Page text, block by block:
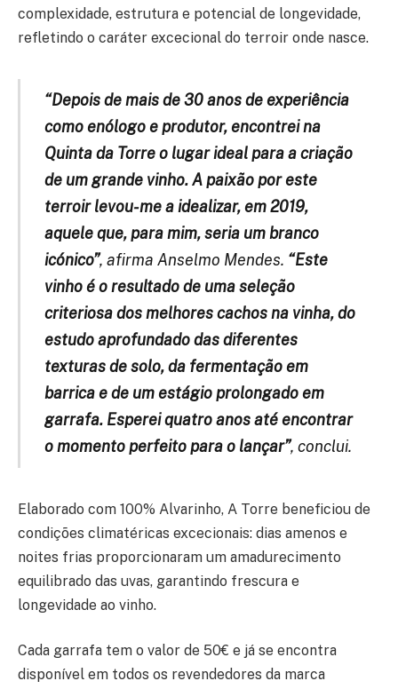
complexidade, estrutura e potencial de longevidade,
refletindo o caráter excecional do terroir onde nasce.
“Depois de mais de 30 anos de experiência
como enólogo e produtor, encontrei na
Quinta da Torre o lugar ideal para a criação
de um grande vinho. A paixão por este
terroir levou-me a idealizar, em 2019,
aquele que, para mim, seria um branco
icónico”, afirma Anselmo Mendes. “Este
vinho é o resultado de uma seleção
criteriosa dos melhores cachos na vinha, do
estudo aprofundado das diferentes
texturas de solo, da fermentação em
barrica e de um estágio prolongado em
garrafa. Esperei quatro anos até encontrar
o momento perfeito para o lançar”, conclui.
Elaborado com 100% Alvarinho, A Torre beneficiou de
condições climatéricas excecionais: dias amenos e
noites frias proporcionaram um amadurecimento
equilibrado das uvas, garantindo frescura e
longevidade ao vinho.
Cada garrafa tem o valor de 50€ e já se encontra
disponível em todos os revendedores da marca